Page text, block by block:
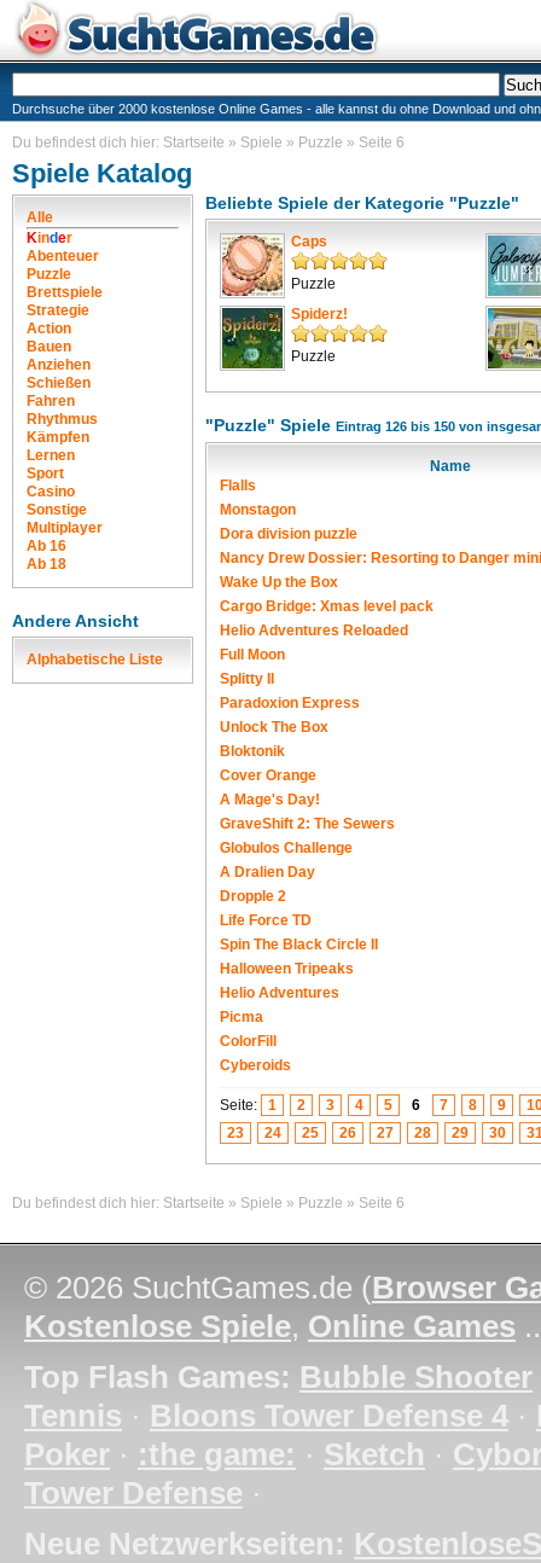
Durchsuche über 2000 kostenlose Online Games - alle kannst du ohne Download und
Du befindest dich hier: Startseite » Spiele » Puzzle » Seite 6
Spiele Katalog
Alle
Kinder
Abenteuer
Puzzle
Brettspiele
Strategie
Action
Bauen
Anziehen
Schießen
Fahren
Rhythmus
Kämpfen
Lernen
Sport
Casino
Sonstige
Multiplayer
Ab 16
Ab 18
Andere Ansicht
Alphabetische Liste
Beliebte Spiele der Kategorie "Puzzle"
Caps
Puzzle
Spiderz!
Puzzle
"Puzzle" Spiele Eintrag 126 bis 150 von
Name
Flalls
Monstagon
Dora division puzzle
Nancy Drew Dossier: Resorting to Danger
Wake Up the Box
Cargo Bridge: Xmas level pack
Helio Adventures Reloaded
Full Moon
Splitty II
Paradoxion Express
Unlock The Box
Bloktonik
Cover Orange
A Mage's Day!
GraveShift 2: The Sewers
Globulos Challenge
A Dralien Day
Dropple 2
Life Force TD
Spin The Black Circle II
Halloween Tripeaks
Helio Adventures
Picma
ColorFill
Cyberoids
Seite: 1 2 3 4 5 6 7 8 9
23
24 25 26 27 28 29 30
Du befindest dich hier: Startseite » Spiele » Puzzle » Seite 6
© 2026 SuchtGames.de (Browser
Kostenlose Spiele, Online Games
Top Flash Games: Bubble Shooter
Tennis · Bloons Tower Defense 4 ·
Poker · :the game: · Sketch ·
Tower Defense ·
Neue Netzwerkseiten: